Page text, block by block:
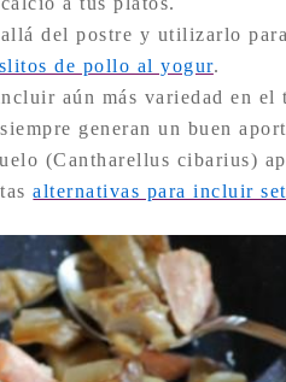
del postre y utilizarlo
de pollo al yogur.
aún más variedad en el
generan un buen
(Cantharellus cibarius)
alternativas para incluir